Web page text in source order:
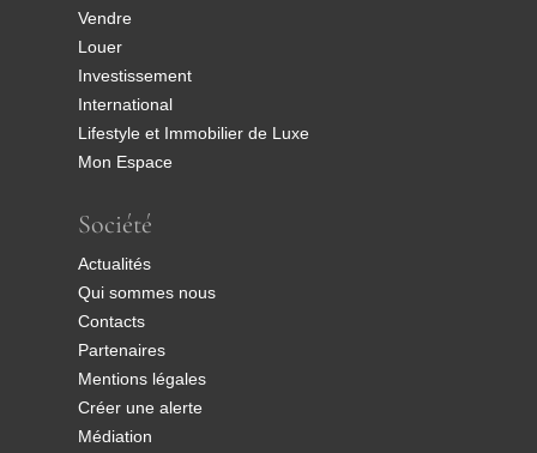
Vendre
Louer
Investissement
International
Lifestyle et Immobilier de Luxe
Mon Espace
Société
Actualités
Qui sommes nous
Contacts
Partenaires
Mentions légales
Créer une alerte
Médiation